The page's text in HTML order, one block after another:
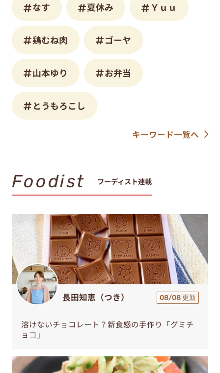
なす 夏休み Ｙｕｕ
鶏むね肉 ゴーヤ
山本ゆり お弁当
とうもろこし
キーワード一覧へ
Foodist フーディスト連載
長田知恵（つき） 08/08 更新
溶けないチョコレート？新食感の手作り「グミチ
ョコ」